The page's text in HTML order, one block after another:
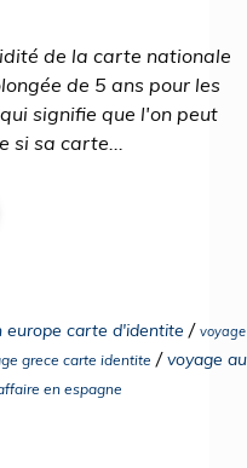
de la carte nationale
de 5 ans pour les
signifie que l'on peut
si sa carte...
europe carte d'identite / voyage
grece carte identite /voyage au
en espagne